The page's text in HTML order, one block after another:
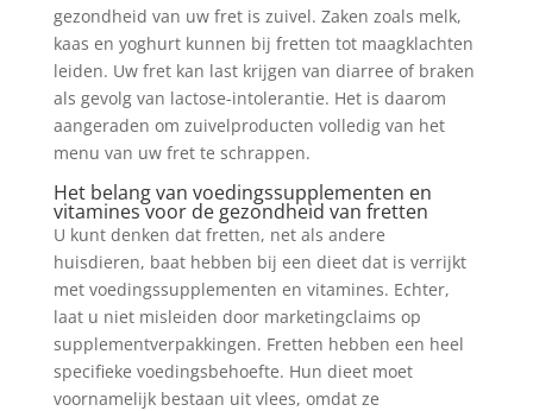
gezondheid van uw fret is zuivel. Zaken zoals melk,
kaas en yoghurt kunnen bij fretten tot maagklachten
leiden. Uw fret kan last krijgen van diarree of braken
als gevolg van lactose-intolerantie. Het is daarom
aangeraden om zuivelproducten volledig van het
menu van uw fret te schrappen.
Het belang van voedingssupplementen en
vitamines voor de gezondheid van fretten
U kunt denken dat fretten, net als andere
huisdieren, baat hebben bij een dieet dat is verrijkt
met voedingssupplementen en vitamines. Echter,
laat u niet misleiden door marketingclaims op
supplementverpakkingen. Fretten hebben een heel
specifieke voedingsbehoefte. Hun dieet moet
voornamelijk bestaan uit vlees, omdat ze